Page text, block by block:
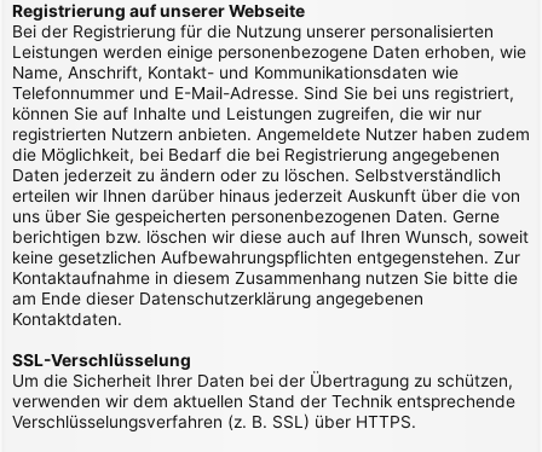
Registrierung auf unserer Webseite
Bei der Registrierung für die Nutzung unserer personalisierten
Leistungen werden einige personenbezogene Daten erhoben, wie
Name, Anschrift, Kontakt- und Kommunikationsdaten wie
Telefonnummer und E-Mail-Adresse. Sind Sie bei uns registriert,
können Sie auf Inhalte und Leistungen zugreifen, die wir nur
registrierten Nutzern anbieten. Angemeldete Nutzer haben zudem
die Möglichkeit, bei Bedarf die bei Registrierung angegebenen
Daten jederzeit zu ändern oder zu löschen. Selbstverständlich
erteilen wir Ihnen darüber hinaus jederzeit Auskunft über die von
uns über Sie gespeicherten personenbezogenen Daten. Gerne
berichtigen bzw. löschen wir diese auch auf Ihren Wunsch, soweit
keine gesetzlichen Aufbewahrungspflichten entgegenstehen. Zur
Kontaktaufnahme in diesem Zusammenhang nutzen Sie bitte die
am Ende dieser Datenschutzerklärung angegebenen
Kontaktdaten.
SSL-Verschlüsselung
Um die Sicherheit Ihrer Daten bei der Übertragung zu schützen,
verwenden wir dem aktuellen Stand der Technik entsprechende
Verschlüsselungsverfahren (z. B. SSL) über HTTPS.